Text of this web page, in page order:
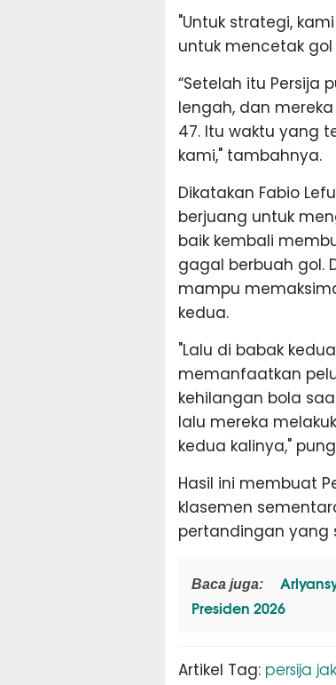
"Untuk strategi,
untuk mencetak gol
“Setelah itu Persija
lengah, dan
47. Itu waktu yang
kami," tambahnya.
Dikatakan Fabio
berjuang untuk
baik kembali
gagal berbuah gol.
mampu
kedua.
"Lalu di babak
memanfaatkan
kehilangan bola
lalu mereka
kedua kalinya,"
Hasil ini membuat
klasemen
pertandingan yang
Baca juga:
Presiden 2026
Artikel Tag: persija